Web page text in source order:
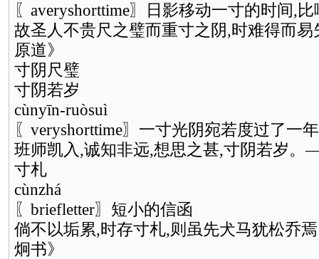
〖averyshorttime〗日影移动一寸的时间,
故圣人不贵尺之璧而重寸之阴,时难得而
原道》
寸阴尺璧
寸阴若岁
cùnyīn-ruòsuì
〖veryshorttime〗一寸光阴宛若度过了一
班师凯入,诚知非远,想思之甚,寸阴若岁
寸札
cùnzhá
〖briefletter〗短小的信函
倘不以垢累,时存寸札,则虽先犬马犹松乔
炯书》